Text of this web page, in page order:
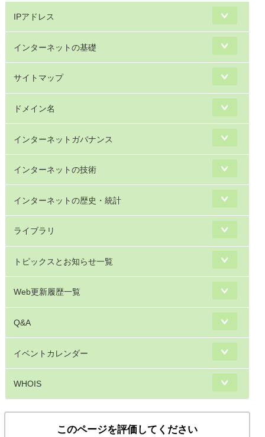
IPアドレス
インターネットの基礎
サイトマップ
ドメイン名
インターネットガバナンス
インターネットの技術
インターネットの歴史・統計
ライブラリ
トピックスとお知らせ一覧
Web更新履歴一覧
Q&A
イベントカレンダー
WHOIS
このページを評価してください